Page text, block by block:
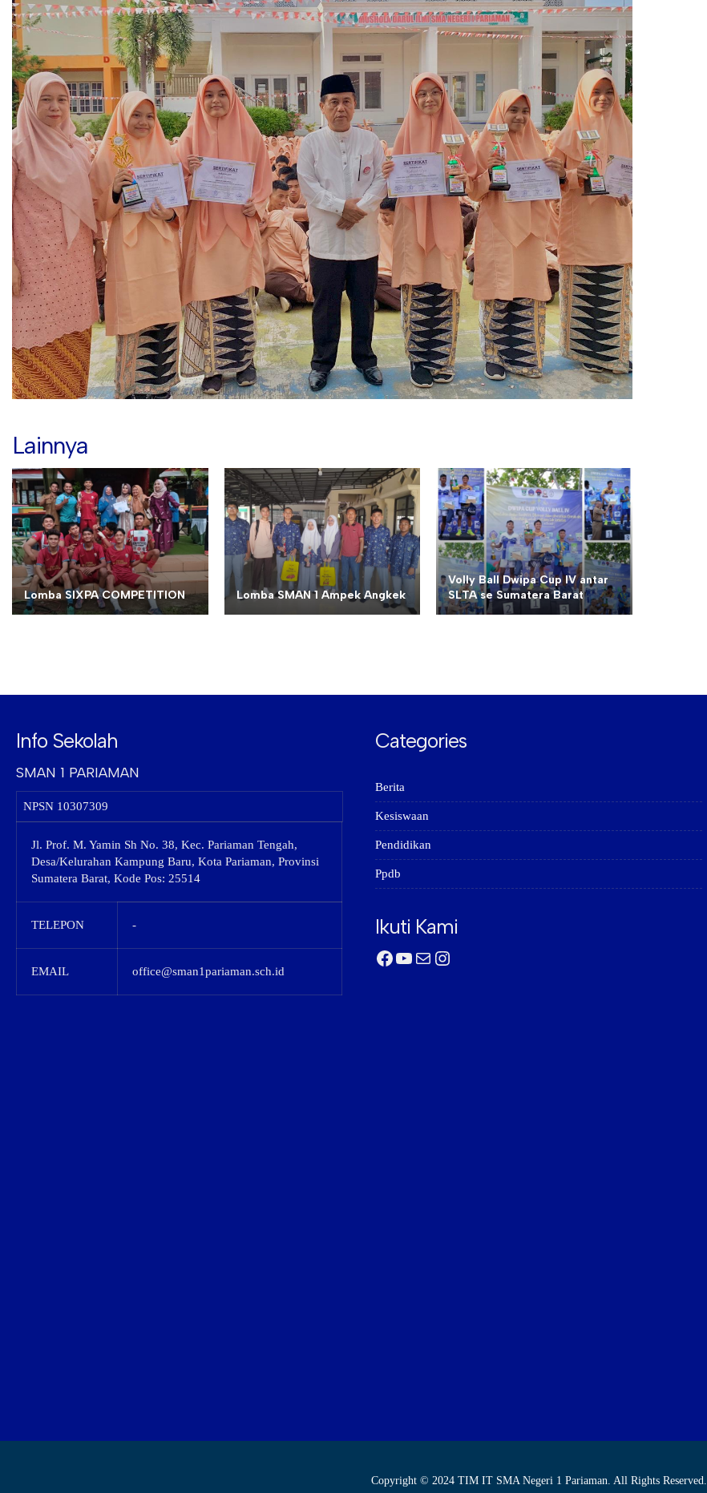
Lainnya
Lomba SIXPA COMPETITION Lomba SMAN 1 Ampek Angkek
Volly Ball Dwipa Cup IV antar
SLTA se Sumatera Barat
Info Sekolah
SMAN 1 PARIAMAN
NPSN 10307309
Jl. Prof. M. Yamin Sh No. 38, Kec. Pariaman Tengah,
Desa/Kelurahan Kampung Baru, Kota Pariaman, Provinsi
Sumatera Barat, Kode Pos: 25514
TELEPON -
EMAIL office@sman1pariaman.sch.id
Categories
Berita
Kesiswaan
Pendidikan
Ppdb
Ikuti Kami
Facebook
YouTube
MailInstagram
Copyright © 2024 TIM IT SMA Negeri 1 Pariaman. All Rights Reserved.